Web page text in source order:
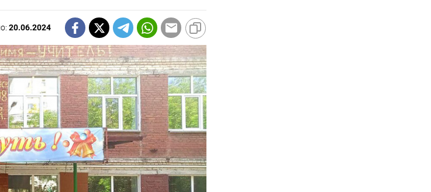
20.06.2024